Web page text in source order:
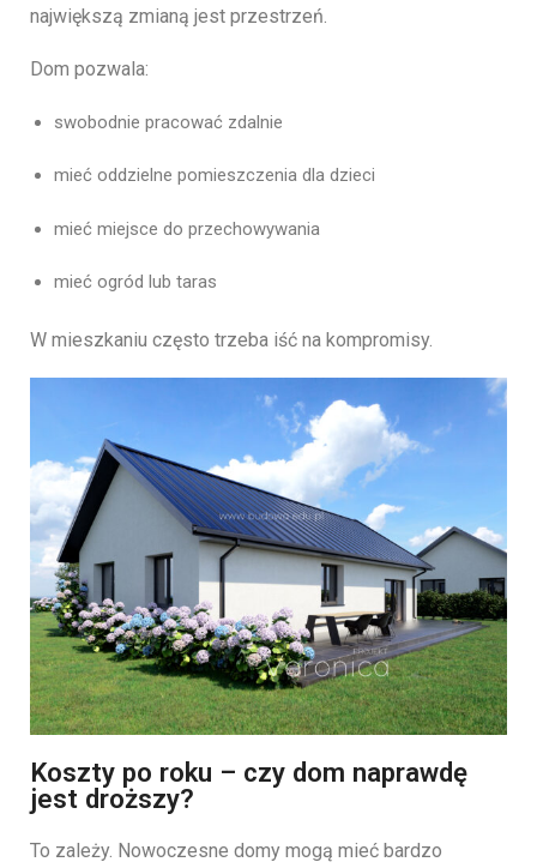
największą zmianą jest przestrzeń.
Dom pozwala:
swobodnie pracować zdalnie
mieć oddzielne pomieszczenia dla dzieci
mieć miejsce do przechowywania
mieć ogród lub taras
W mieszkaniu często trzeba iść na kompromisy.
Koszty po roku – czy dom naprawdę
jest droższy?
To zależy. Nowoczesne domy mogą mieć bardzo